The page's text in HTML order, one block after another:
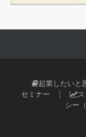
起業したいと
セミナー
ス
シー